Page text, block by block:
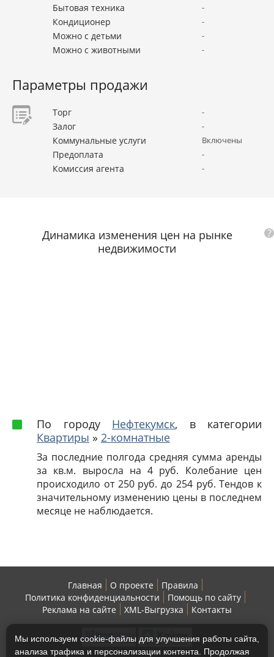
Бытовая техника -
Кондиционер -
Можно с детьми -
Можно с животными -
Параметры продажи
Торг -
Залог -
Коммунальные услуги Включены
Предоплата -
Комиссия агента -
Динамика изменения цен на рынке
недвижимости
?
По городу Нефтекумск, в категории
Квартиры » 2-комнатные
За последние полгода средняя сумма аренды
за кв.м. выросла на 4 руб. Колебание цен
происходило от 250 руб. до 254 руб. Тендов к
значительному изменению цены в последнем
месяце не наблюдается.
Главная О проекте
Правила
Политика конфиденциальности
Помощь по сайту
Реклама на сайте
XML-Выгрузка Контакты
Мы используем cookie-файлы для улучшения работы сайта,
анализа трафика и персонализации контента. Продолжая